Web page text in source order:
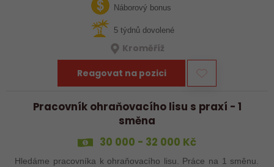
abys už někdy pracoval…Náborový bonus
5 týdnů dovolené
Kroměříž
Reagovat na pozici
Pracovník ohraňovacího lisu s praxí - 1
směna
30 000 - 32 000 Kč
Hledáme pracovníka k ohraňovacího lisu. Práce na 1 směnu.